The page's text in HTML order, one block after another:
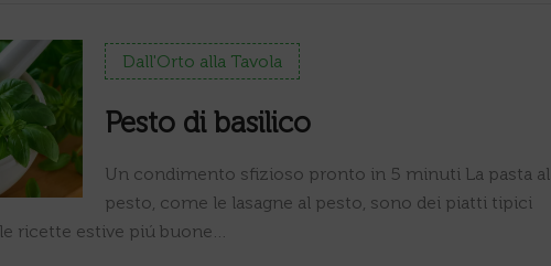
Dall'Orto alla Tavola
Pesto di basilico
Un condimento sfizioso pronto in 5 minuti La pasta al
pesto, come le lasagne al pesto, sono dei piatti tipici
ricette estive piú buone…